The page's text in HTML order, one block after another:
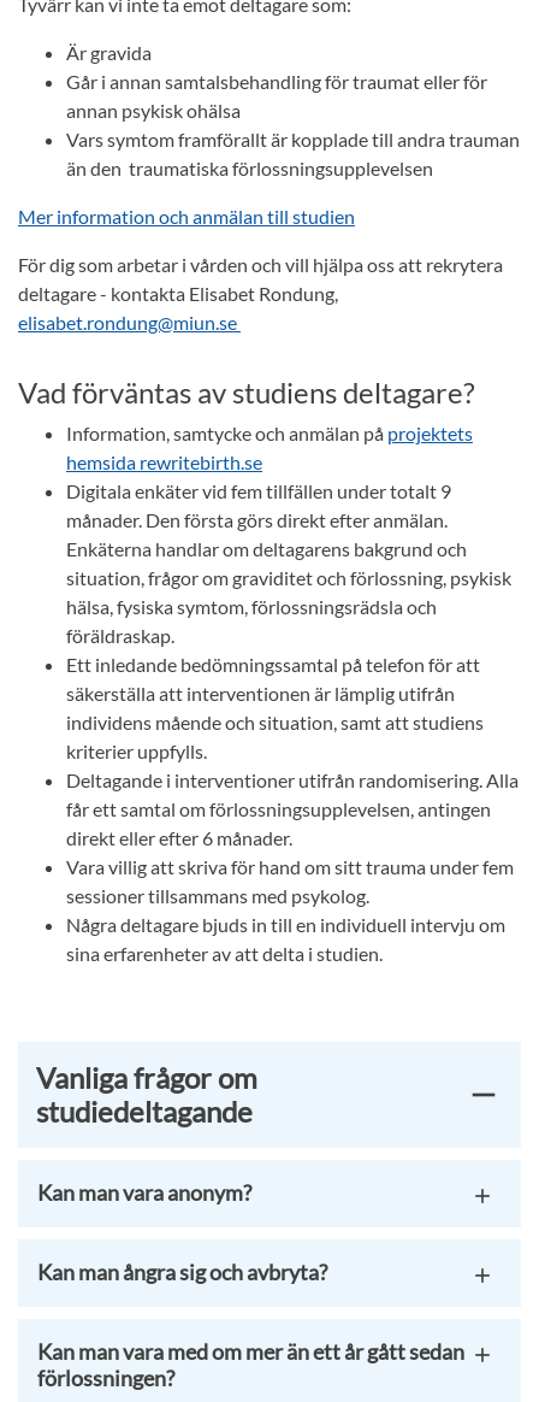
Är gravida
Går i annan samtalsbehandling för traumat eller för
annan psykisk ohälsa
Vars symtom framförallt är kopplade till andra trauman
än den traumatiska förlossningsupplevelsen
Mer information och anmälan till studien
För dig som arbetar i vården och vill hjälpa oss att rekrytera
deltagare - kontakta Elisabet Rondung,
elisabet.rondung@miun.se
Vad förväntas av studiens deltagare?
Information, samtycke och anmälan på projektets
hemsida rewritebirth.se
Digitala enkäter vid fem tillfällen under totalt 9
månader. Den första görs direkt efter anmälan.
Enkäterna handlar om deltagarens bakgrund och
situation, frågor om graviditet och förlossning, psykisk
hälsa, fysiska symtom, förlossningsrädsla och
föräldraskap.
Ett inledande bedömningssamtal på telefon för att
säkerställa att interventionen är lämplig utifrån
individens mående och situation, samt att studiens
kriterier uppfylls.
Deltagande i interventioner utifrån randomisering. Alla
får ett samtal om förlossningsupplevelsen, antingen
direkt eller efter 6 månader.
Vara villig att skriva för hand om sitt trauma under fem
sessioner tillsammans med psykolog.
Några deltagare bjuds in till en individuell intervju om
sina erfarenheter av att delta i studien.
Vanliga frågor om
studiedeltagande
Kan man vara anonym?
Kan man ångra sig och avbryta?
Kan man vara med om mer än ett år gått sedan
förlossningen?